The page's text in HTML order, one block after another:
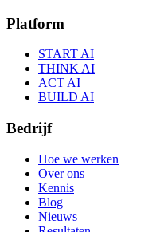
Platform
START AI
THINK AI
ACT AI
BUILD AI
Bedrijf
Hoe we werken
Over ons
Kennis
Blog
Nieuws